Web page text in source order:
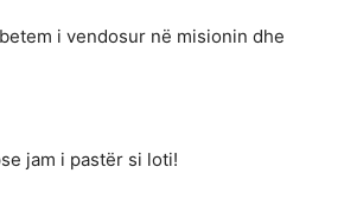
i vendosur në misionin dhe
jam i pastër si loti!